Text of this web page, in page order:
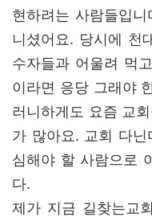
현하려는 사람들입
니셨어요. 당시에 천
수자들과 어울려 먹
이라면 응당 그래야
러니하게도 요즘 교
가 많아요. 교회 다
심해야 할 사람으로
다.
제가 지금 길찾는교